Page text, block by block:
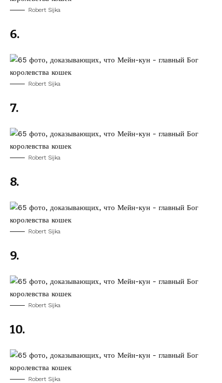
Robert Sijka
6.
Robert Sijka
7.
Robert Sijka
8.
Robert Sijka
9.
Robert Sijka
10.
Robert Sijka